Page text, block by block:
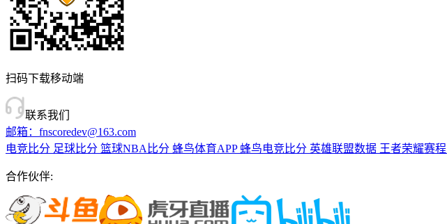
扫码下载移动端
联系我们
邮箱：fnscoredev@163.com
电竞比分 足球比分 篮球NBA比分 蜂鸟体育APP 蜂鸟电竞比分 英雄联盟数据 王者荣耀赛程
合作伙伴: